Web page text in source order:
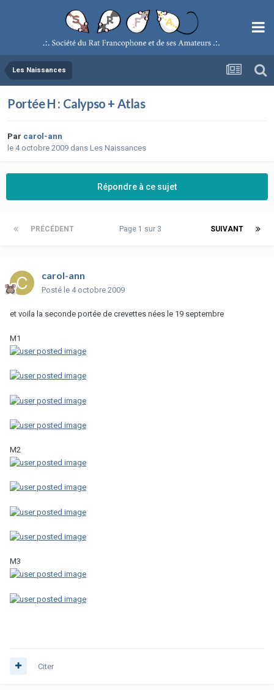
Les Naissances
Portée H : Calypso + Atlas
Par carol-ann
le 4 octobre 2009 dans Les Naissances
Répondre à ce sujet
PRÉCÉDENT SUIVANT
Page 1 sur 3
carol-ann
Posté le 4 octobre 2009
et voila la seconde portée de crevettes nées le 19 septembre
M1
M2
M3
Citer